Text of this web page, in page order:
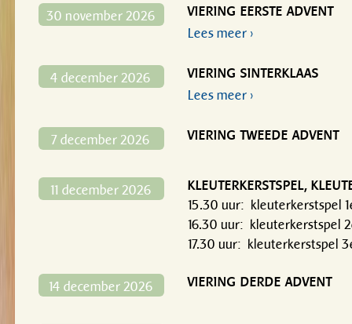
30 november 2026
VIERING EERSTE ADVENT
Lees meer ›
4 december 2026
VIERING SINTERKLAAS
Lees meer ›
7 december 2026 VIERING TWEEDE ADVENT
11 december 2026
KLEUTERKERSTSPEL,
15.30 uur: kleuterkerstspel
16.30 uur: kleuterkerstspel
17.30 uur: kleuterkerstspel
14 december 2026 VIERING DERDE ADVENT